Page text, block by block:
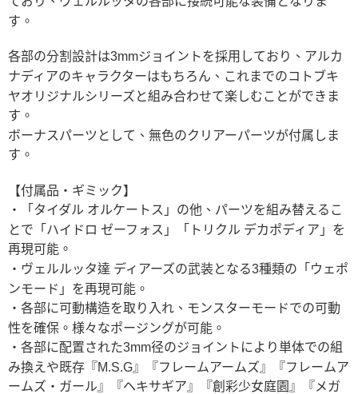
す。
各部の分割設計は3mmジョイントを採用しており、アルカ
ナディアのキャラクターはもちろん、これまでのコトブキ
ヤオリジナルシリーズと組み合わせて楽しむことができま
す。
ボーナスパーツとして、無色のクリアーパーツが付属しま
す。
【付属品・ギミック】
・「タイダル オルケートス」の他、パーツを組み替えるこ
とで「ハイドロ ゼーフォス」「トリクル デカポディア」を
再現可能。
・ヴェルルッタ達 ディアーズの武装となる3種類の「ウェポ
ンモード」を再現可能。
・各部に可動構造を取り入れ、モンスターモードでの可動
性を確保。様々なポージングが可能。
・各部に配置された3mm径のジョイントにより単体での組
み換えや既存『M.S.G』『フレームアームズ』『フレームア
ームズ・ガール』『ヘキサギア』『創彩少女庭園』『メガ